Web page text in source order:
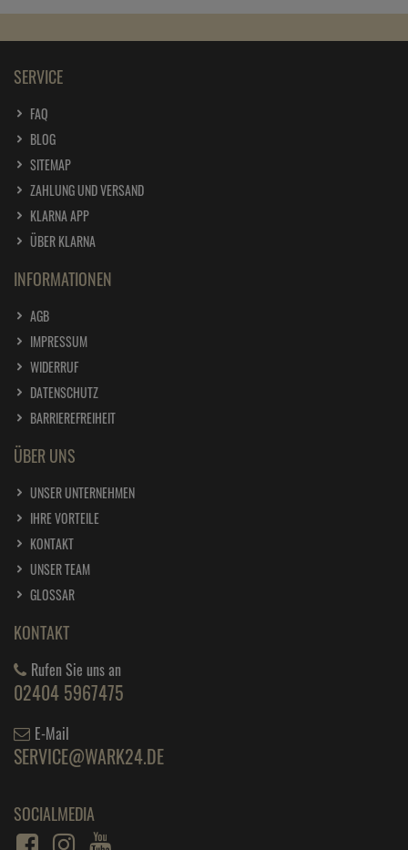
SERVICE
FAQ
BLOG
SITEMAP
ZAHLUNG UND VERSAND
KLARNA APP
ÜBER KLARNA
INFORMATIONEN
AGB
IMPRESSUM
WIDERRUF
DATENSCHUTZ
BARRIEREFREIHEIT
ÜBER UNS
UNSER UNTERNEHMEN
IHRE VORTEILE
KONTAKT
UNSER TEAM
GLOSSAR
KONTAKT
Rufen Sie uns an
02404 5967475
E-Mail
SERVICE@WARK24.DE
SOCIALMEDIA